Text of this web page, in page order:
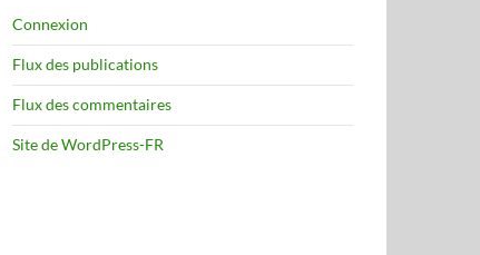
Connexion
Flux des publications
Flux des commentaires
Site de WordPress-FR